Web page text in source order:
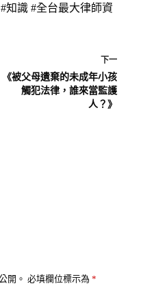
知識 #全台最大律師資
下一
《被父母遺棄的未成年小孩
觸犯法律，誰來當監護
人？》
開。 必填欄位標示為 *